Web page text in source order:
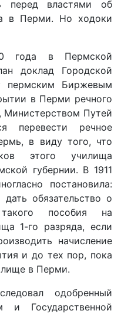
перед властями об
в Перми. Но ходоки
года в Пермской
доклад Городской
пермским Биржевым
в Перми речного
Министерством Путей
перевести речное
в виду того, что
этого училища
губернии. В 1911
постановила:
обязательство о
пособия на
1-го разряда, если
начисление
и до тех пор, пока
в Перми.
одобренный
и Государственной